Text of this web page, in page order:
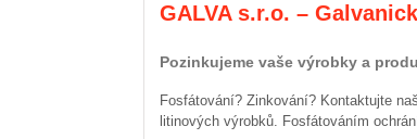
GALVA s.r.o. –
Pozinkujeme vaše výrobky a
Fosfátování? Zinkování? Kontaktujte
litinových výrobků. Fosfátováním